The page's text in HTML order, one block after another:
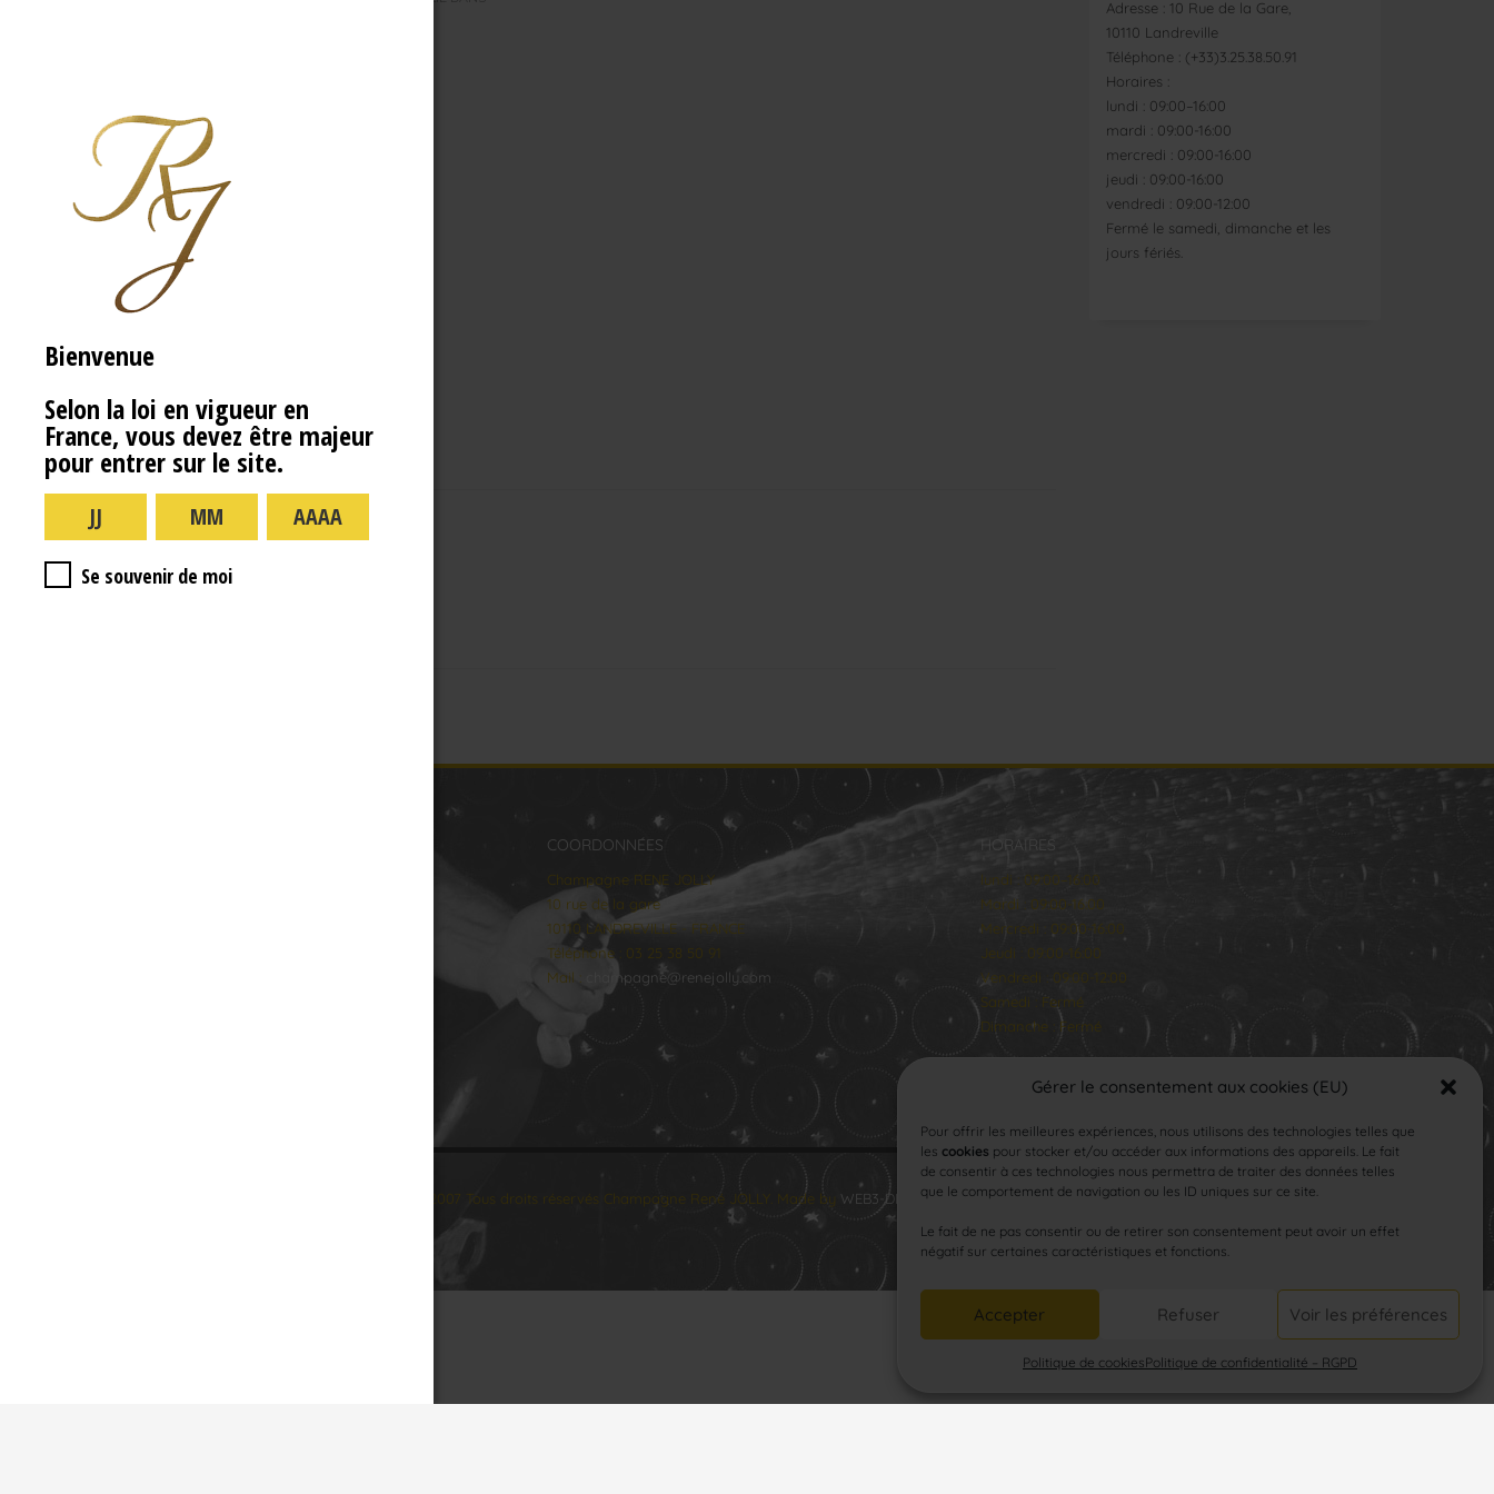
Gérer le consentement aux cookies (EU)
Pour offrir les meilleures expériences, nous utilisons des technologies telles que
les cookies pour stocker et/ou accéder aux informations des appareils. Le fait
de consentir à ces technologies nous permettra de traiter des données telles
que le comportement de navigation ou les ID uniques sur ce site.
Le fait de ne pas consentir ou de retirer son consentement peut avoir un effet
négatif sur certaines caractéristiques et fonctions.
Accepter Refuser Voir les préférences
Politique de cookiesPolitique de confidentialité – RGPD
Adresse : 10 Rue de la Gare,
10110 Landreville
Téléphone : (+33)3.25.38.50.91
Horaires :
lundi : 09:00–16:00
mardi : 09:00-16:00
mercredi : 09:00-16:00
jeudi : 09:00-16:00
vendredi : 09:00-12:00
Fermé le samedi, dimanche et les
jours fériés.
COORDONNÉES
Champagne RENE JOLLY
10 rue de la gare
10110 LANDREVILLE - FRANCE
Téléphone : 03 25 38 50 91
Mail :
champagne@renejolly.com
HORAIRES
lundi : 09:00–16:00
Mardi : 09:00-16:00
Mercredi : 09:00-16:00
Jeudi : 09:00-16:00
Vendredi : 09:00-12:00
Samedi : Fermé
Dimanche : Fermé
© 2007 Tous droits réservés Champagne René JOLLY. Made by WEB3-DESIGN.
Bienvenue
Selon la loi en vigueur en
France, vous devez être majeur
pour entrer sur le site.
Se souvenir de moi